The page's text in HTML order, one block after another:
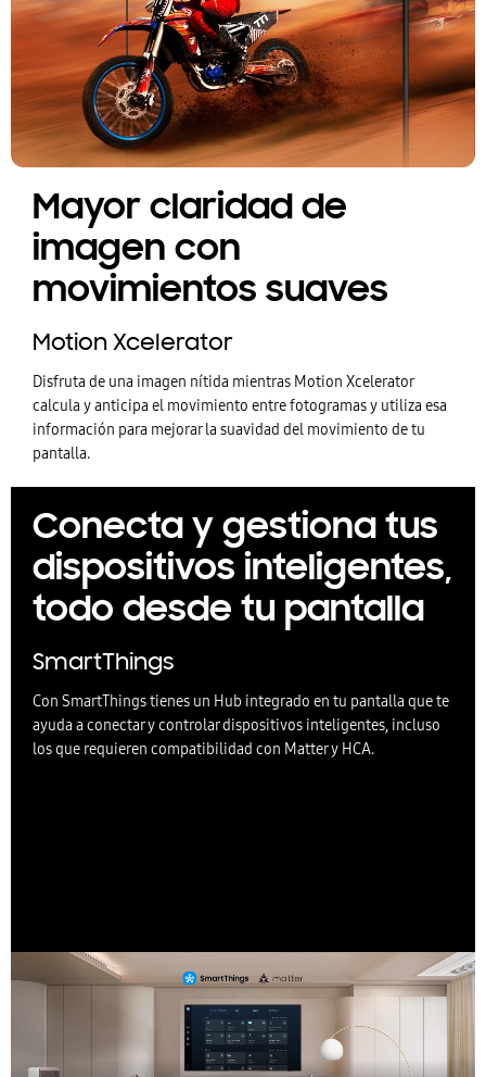
Mayor claridad de
imagen con
movimientos suaves
Motion Xcelerator
Disfruta de una imagen nítida mientras Motion Xcelerator
calcula y anticipa el movimiento entre fotogramas y utiliza esa
información para mejorar la suavidad del movimiento de tu
pantalla.
Conecta y gestiona tus
dispositivos inteligentes,
todo desde tu pantalla
SmartThings
Con SmartThings tienes un Hub integrado en tu pantalla que te
ayuda a conectar y controlar dispositivos inteligentes, incluso
los que requieren compatibilidad con Matter y HCA.